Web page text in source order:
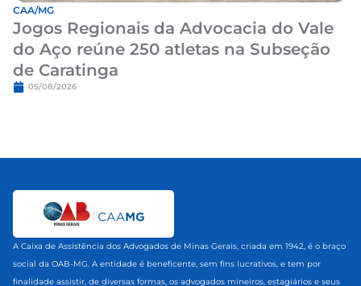
CAA/MG
Jogos Regionais da Advocacia do Vale
do Aço reúne 250 atletas na Subseção
de Caratinga
05/08/2026
A Caixa de Assistência dos Advogados de Minas Gerais, criada em 1942, é o braço
social da OAB-MG. A entidade é beneficente, sem fins lucrativos, e tem por
finalidade assistir, de diversas formas, os advogados mineiros, estagiários e seus